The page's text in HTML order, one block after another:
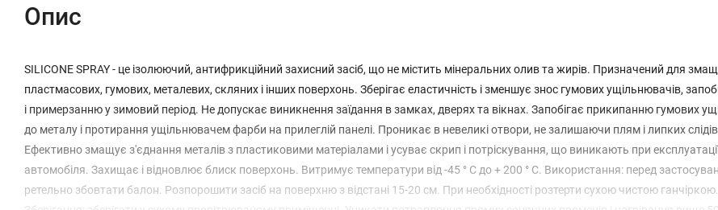
Опис
SILICONE SPRAY - це ізолюючий, антифрикційний захисний засіб, що не містить мінеральних олив та жирів. Призначений для
пластмасових, гумових, металевих, скляних і інших поверхонь. Зберігає еластичність і зменшує знос гумових ущільнювачів,
і примерзанню у зимовий період. Не допускає виникнення заїдання в замках, дверях та вікнах. Запобігає прикипанню гумових
до металу і протирання ущільнювачем фарби на прилеглій панелі. Проникає в невеликі отвори, не залишаючи плям і липких
Ефективно змащує з'єднання металів з пластиковими матеріалами і усуває скрип і потріскування, що виникають при
автомобіля. Захищає і відновлює блиск поверхонь. Витримує температури від -45 ° C до + 200 ° C. Використання: перед
ретельно збовтати балон. Розпорошити засіб на поверхню з відстані 15-20 см. При необхідності розтерти сухою чистою ганчіркою.